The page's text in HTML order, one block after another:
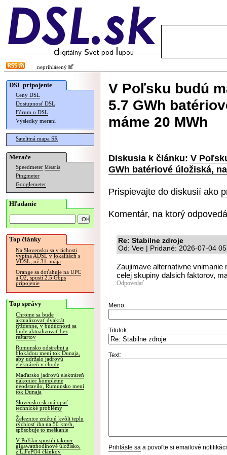
neprihlásený
DSL pripojenie
Ceny DSL
Dostupnosť DSL
Fórum o DSL
Výsledky meraní
Satelitná mapa SR
Merače
Speedmeter Merania
Pingmeter
Googlemeter
Hľadanie
Top články
Na Slovensku sa v tichosti
vypína ADSL v lokalitách s
VDSL, už 31. mája
Orange sa doťahuje na UPC
a O2, spustí 2.5 Gbps
pripojenie
Top správy
Chrome sa bude
aktualizovať dvakrát
týždenne, v budúcnosti sa
bude aktualizovať bez
reštartov
Rumunsko odstrelmi a
blokádou mení tok Dunaja,
aby udržalo jadrovú
elektráreň v chode
Maďarsko jadrovú elektráreň
nakoniec kompletne
neodstavilo, Rumunsko mení
tok Dunaja
Slovensko.sk má opäť
technické problémy
Železnice znižujú kvôli teplu
rýchlosť iba na 50 km/h,
spôsobuje to meškanie
V Poľsku spustili takmer
gigawatthodinové úložisko,
z LiFePO4 článkov
V Poľsku budú
5.7 GWh
máme 20 MWh
Diskusia k článku: V
GWh batériové úložiská,
Prispievajte do diskusií ako
Komentár, na ktorý
Re: Stabilne zdroje
Od: Vee | Pridané: 2026-07-04
Zaujimave alternativne vnimanie
celej skupiny dalsich faktorov,
Odpovedať
Meno:
Titulok:
Text:
Prihláste sa a povoľte si emailové